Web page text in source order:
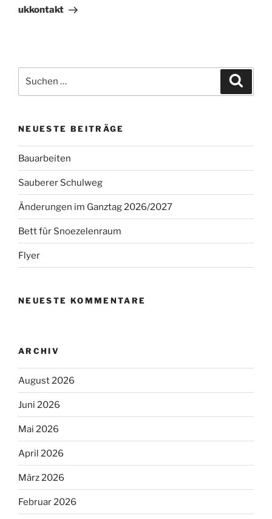
Beitrag
ukkontakt
nach:
NEUESTE BEITRÄGE
Bauarbeiten
Sauberer Schulweg
Änderungen im Ganztag 2026/2027
Bett für Snoezelenraum
Flyer
NEUESTE KOMMENTARE
ARCHIV
August 2026
Juni 2026
Mai 2026
April 2026
März 2026
Februar 2026